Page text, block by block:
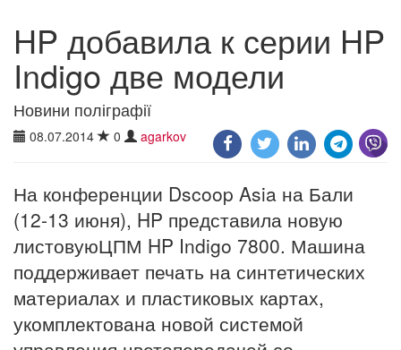
HP добавила к серии HP
Indigo две модели
Новини поліграфії
08.07.2014 0 agarkov
На конференции Dscoop Asia на Бали
(12-13 июня), HP представила новую
листовуюЦПМ HP Indigo 7800. Машина
поддерживает печать на синтетических
материалах и пластиковых картах,
укомплектована новой системой